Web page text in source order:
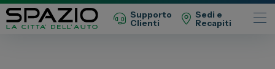
Supporto
Clienti
Sedi e
Recapiti